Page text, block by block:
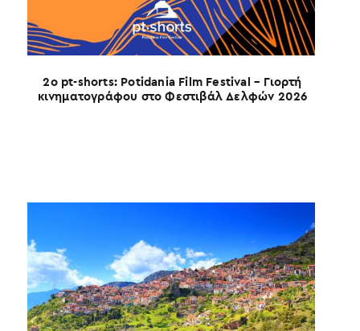
2ο pt-shorts: Potidania Film Festival – Γιορτή
κινηματογράφου στο Φεστιβάλ Δελφών 2026